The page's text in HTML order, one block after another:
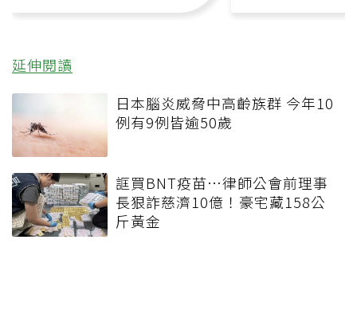
延伸閱讀
日本腦炎威脅中高齡族群 今年10
例有9例皆逾50歲
誆買BNT疫苗…律師公會前理事
長狠詐慈濟10億！豪宅藏158公
斤黃金